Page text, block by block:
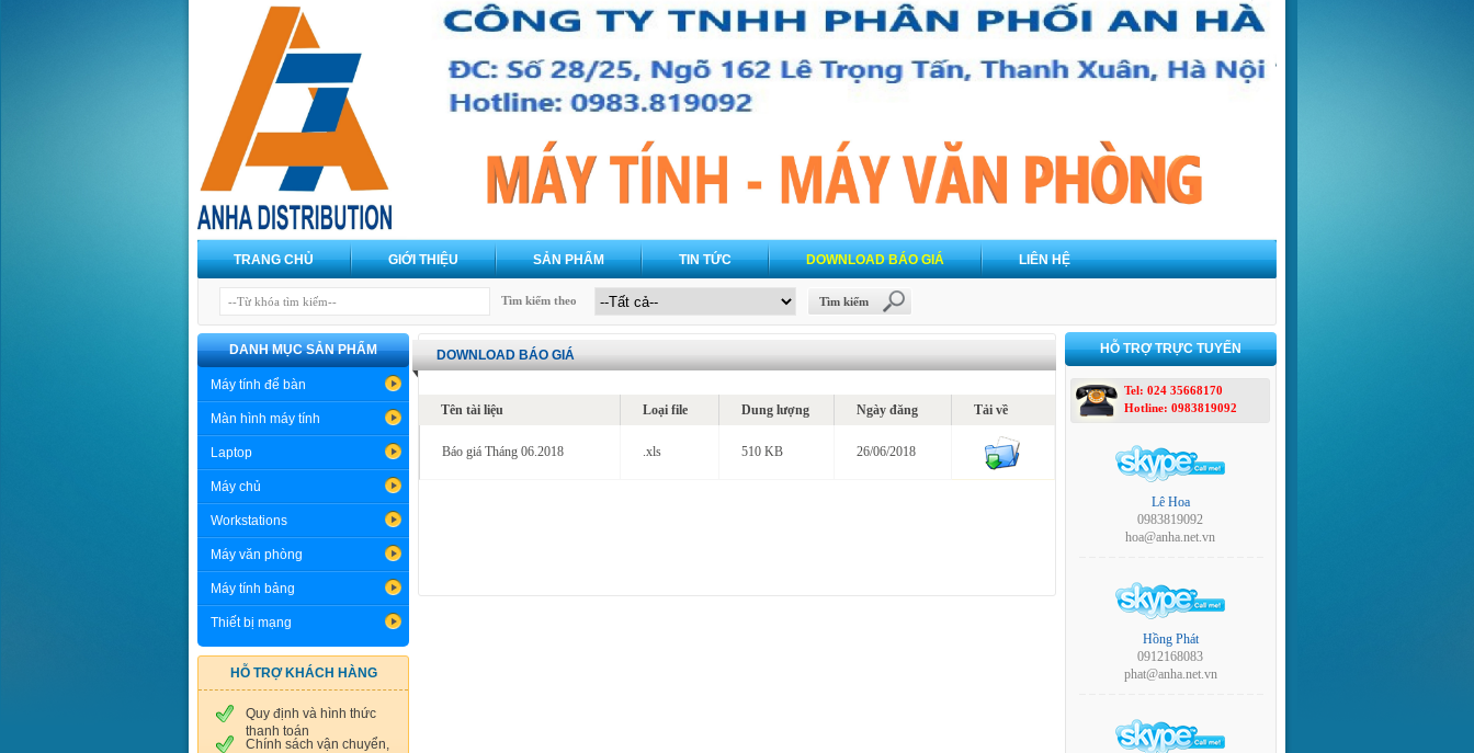
TRANG CHỦ GIỚI THIỆU SẢN PHẨM TIN TỨC DOWNLOAD BÁO GIÁ LIÊN HỆ
Tìm kiếm theo Tìm kiếm
DANH MỤC SẢN PHẨM
Máy tính để bàn
Màn hình máy tính
Laptop
Máy chủ
Workstations
Máy văn phòng
Máy tính bảng
Thiết bị mạng
HỖ TRỢ KHÁCH HÀNG
Quy định và hình thức
thanh toán
Chính sách vận chuyển,
DOWNLOAD BÁO GIÁ
Tên tài liệu Loại file Dung lượng Ngày đăng Tải về
Báo giá Tháng 06.2018 .xls 510 KB 26/06/2018
HỖ TRỢ TRỰC TUYẾN
Tel: 024 35668170
Hotline: 0983819092
Lê Hoa
0983819092
hoa@anha.net.vn
Hồng Phát
0912168083
phat@anha.net.vn